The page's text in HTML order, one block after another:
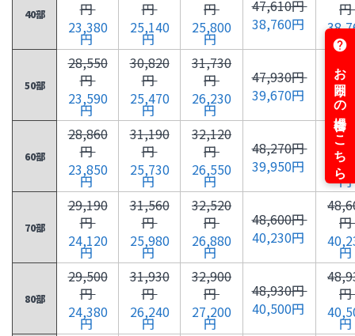
40部
円
23,380
円
円
25,140
円
円
25,800
円
47,610円
38,760円
円
円
50部
28,550
円
23,590
円
30,820
円
25,470
円
31,730
円
26,230
円
47,930円
39,670円
円
円
60部
28,860
円
23,850
円
31,190
円
25,730
円
32,120
円
26,550
円
48,270円
39,950円
円
円
70部
29,190
円
24,120
円
31,560
円
25,980
円
32,520
円
26,880
円
48,600円
40,230円
円
円
80部
29,500
円
24,380
円
31,930
円
26,240
円
32,900
円
27,200
円
48,930円
40,500円
円
円